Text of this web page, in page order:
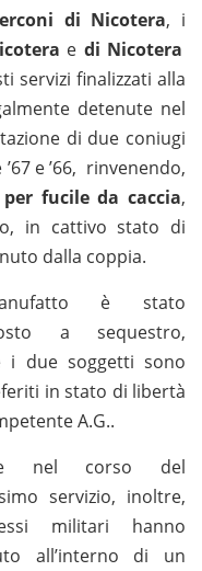
di Nicotera, i
e di Nicotera
servizi finalizzati alla
detenute nel
di due coniugi
e ’66, rinvenendo,
fucile da caccia,
in cattivo stato di
dalla coppia.
è stato
a sequestro,
i due soggetti sono
in stato di libertà
A.G..
nel corso del
servizio, inoltre,
militari hanno
all’interno di un